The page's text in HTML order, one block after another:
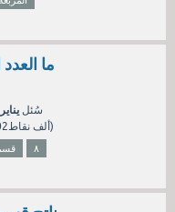
سُئل يناير 4، 2025
202ألف نقاط)
٨